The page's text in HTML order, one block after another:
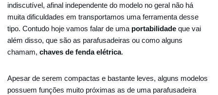
indiscutível, afinal independente do modelo no geral não há
muita dificuldades em transportamos uma ferramenta desse
tipo. Contudo hoje vamos falar de uma portabilidade que vai
além disso, que são as parafusadeiras ou como alguns
chamam, chaves de fenda elétrica.
Apesar de serem compactas e bastante leves, alguns modelos
possuem funções muito próximas as de uma parafusadeira